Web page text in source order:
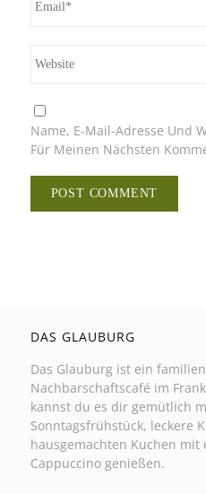
Name, E-Mail-Adresse Und
Für Meinen Nächsten
DAS GLAUBURG
Das Glauburg ist ein
Nachbarschaftscafé im
kannst du es dir gemütlich
Sonntagsfrühstück, leckere
hausgemachten Kuchen mit
Cappuccino genießen.